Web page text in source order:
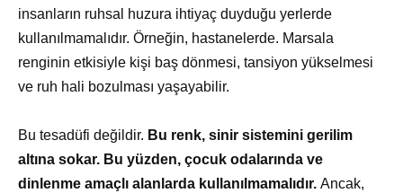
insanların ruhsal huzura ihtiyaç duyduğu yerlerde
kullanılmamalıdır. Örneğin, hastanelerde. Marsala
renginin etkisiyle kişi baş dönmesi, tansiyon yükselmesi
ve ruh hali bozulması yaşayabilir.
Bu tesadüfi değildir. Bu renk, sinir sistemini gerilim
altına sokar. Bu yüzden, çocuk odalarında ve
dinlenme amaçlı alanlarda kullanılmamalıdır. Ancak,